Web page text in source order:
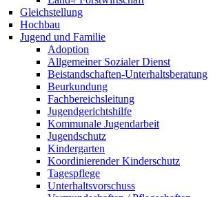
Gleichstellung
Hochbau
Jugend und Familie
Adoption
Allgemeiner Sozialer Dienst
Beistandschaften-Unterhaltsberatung
Beurkundung
Fachbereichsleitung
Jugendgerichtshilfe
Kommunale Jugendarbeit
Jugendschutz
Kindergarten
Koordinierender Kinderschutz
Tagespflege
Unterhaltsvorschuss